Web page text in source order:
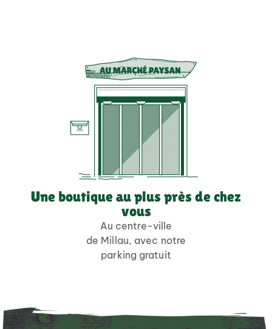
Une boutique au plus près de chez
vous
Au centre-ville
de Millau, avec notre
parking gratuit